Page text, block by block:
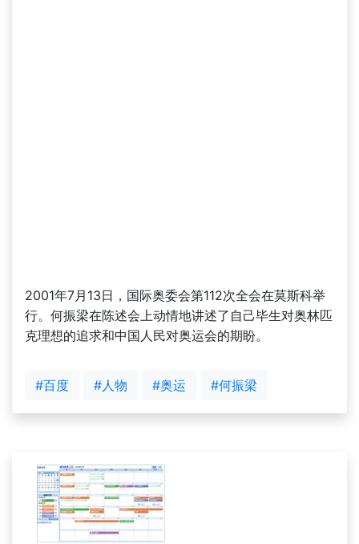
2001年7月13日，国际奥委会第112次全会在莫斯科举
行。何振梁在陈述会上动情地讲述了自己毕生对奥林匹
克理想的追求和中国人民对奥运会的期盼。
#百度 #人物 #奥运 #何振梁